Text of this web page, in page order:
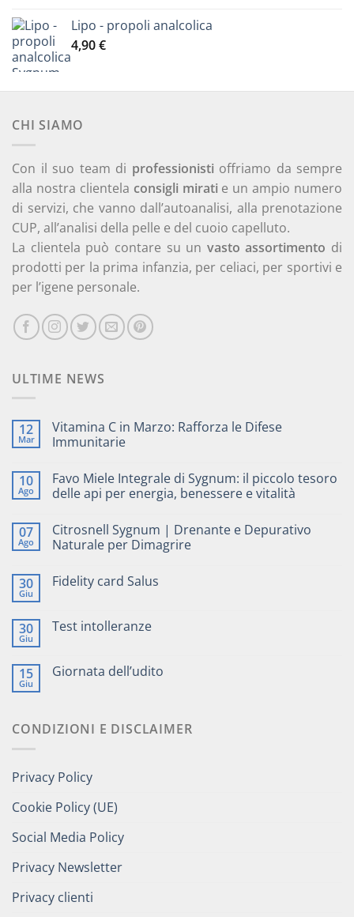
Lipo - propoli analcolica
4,90€
CHI SIAMO
Con il suo team di professionisti offriamo da sempre
alla nostra clientela consigli mirati e un ampio numero
di servizi, che vanno dall’autoanalisi, alla prenotazione
CUP, all’analisi della pelle e del cuoio capelluto.
La clientela può contare su un vasto assortimento di
prodotti per la prima infanzia, per celiaci, per sportivi e
per l’igene personale.
ULTIME NEWS
12
Mar
Vitamina C in Marzo: Rafforza le Difese
Immunitarie
10
Ago
Favo Miele Integrale di Sygnum: il piccolo tesoro
delle api per energia, benessere e vitalità
07
Ago
Citrosnell Sygnum | Drenante e Depurativo
Naturale per Dimagrire
30
Giu
Fidelity card Salus
30
Giu
Test intolleranze
15
Giu
Giornata dell’udito
CONDIZIONI E DISCLAIMER
Privacy Policy
Cookie Policy (UE)
Social Media Policy
Privacy Newsletter
Privacy clienti